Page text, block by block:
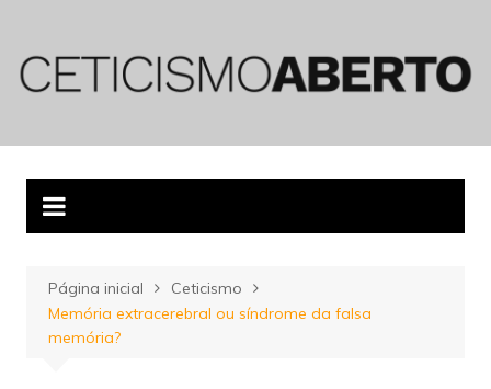
conteúdo
Página inicial
Ceticismo
Memória extracerebral ou síndrome da falsa
memória?